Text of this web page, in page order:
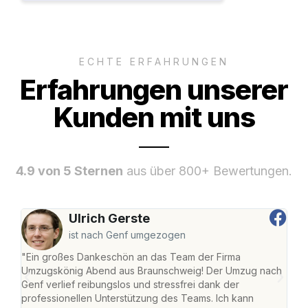
ECHTE ERFAHRUNGEN
Erfahrungen unserer
Kunden mit uns
4.9 von 5 Sternen aus über 800+ Bewertungen.
Ulrich Gerste
ist nach Genf umgezogen
"Ein großes Dankeschön an das Team der Firma
Umzugskönig Abend aus Braunschweig! Der Umzug nach
Genf verlief reibungslos und stressfrei dank der
professionellen Unterstützung des Teams. Ich kann